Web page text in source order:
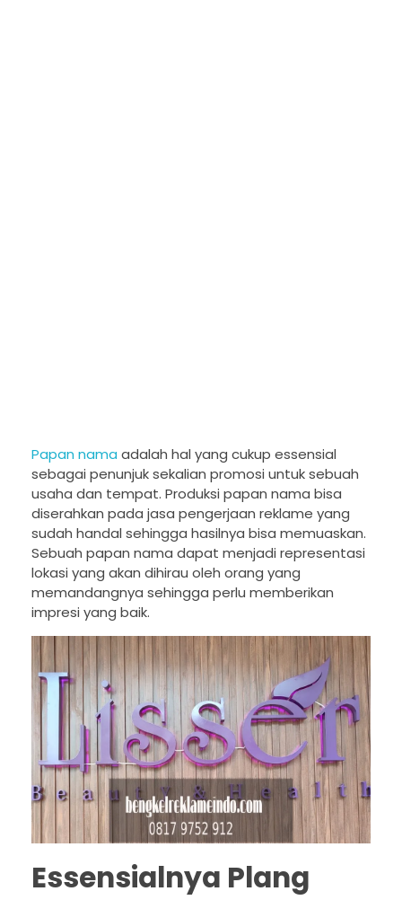
Papan nama adalah hal yang cukup essensial
sebagai penunjuk sekalian promosi untuk sebuah
usaha dan tempat. Produksi papan nama bisa
diserahkan pada jasa pengerjaan reklame yang
sudah handal sehingga hasilnya bisa memuaskan.
Sebuah papan nama dapat menjadi representasi
lokasi yang akan dihirau oleh orang yang
memandangnya sehingga perlu memberikan
impresi yang baik.
Essensialnya Plang